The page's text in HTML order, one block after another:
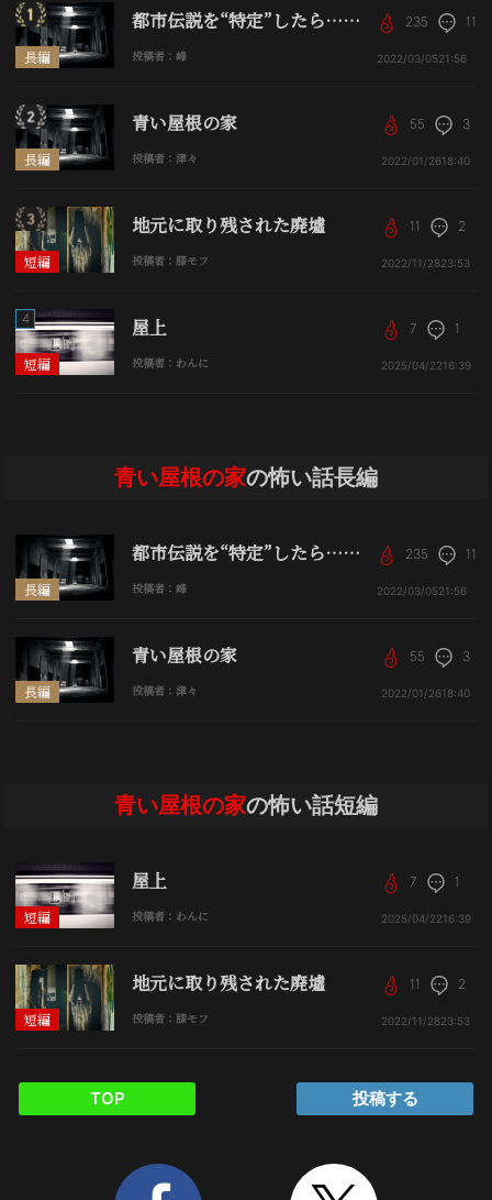
長編
都市伝説を“特定”したら……
投稿者：峰
235 11
2022/03/0521:56
長編
青い屋根の家
投稿者：津々
55 3
2022/01/2618:40
短編
地元に取り残された廃墟
投稿者：膝モフ
11 2
2022/11/2823:53
短編
4 屋上
投稿者：わんに
7 1
2025/04/2216:39
青い屋根の家の怖い話長編
長編
都市伝説を“特定”したら……
投稿者：峰
235 11
2022/03/0521:56
長編
青い屋根の家
投稿者：津々
55 3
2022/01/2618:40
青い屋根の家の怖い話短編
短編
屋上
投稿者：わんに
7 1
2025/04/2216:39
短編
地元に取り残された廃墟
投稿者：膝モフ
11 2
2022/11/2823:53
TOP 投稿する